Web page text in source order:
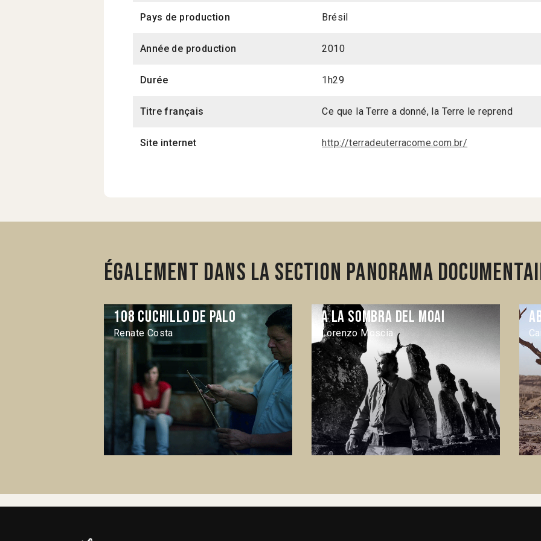
Pays de production Brésil
Année de production 2010
Durée 1h29
Titre français Ce que la Terre a donné, la Terre le reprend
Site internet http://terradeuterracome.com.br/
Également dans la section Panorama
108 cuchillo de palo
Renate Costa
A la sombra del Moai
Lorenzo Moscia